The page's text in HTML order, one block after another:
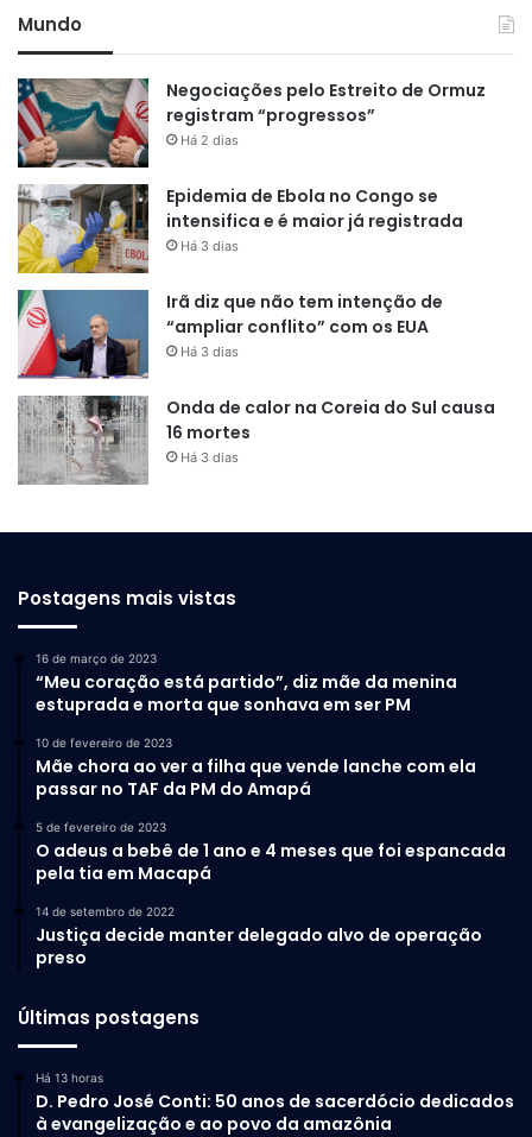
Mundo
Negociações pelo Estreito de Ormuz
registram “progressos”
Há 2 dias
Epidemia de Ebola no Congo se
intensifica e é maior já registrada
Há 3 dias
Irã diz que não tem intenção de
“ampliar conflito” com os EUA
Há 3 dias
Onda de calor na Coreia do Sul causa
16 mortes
Há 3 dias
Postagens mais vistas
16 de março de 2023
“Meu coração está partido”, diz mãe da menina
estuprada e morta que sonhava em ser PM
10 de fevereiro de 2023
Mãe chora ao ver a filha que vende lanche com ela
passar no TAF da PM do Amapá
5 de fevereiro de 2023
O adeus a bebê de 1 ano e 4 meses que foi espancada
pela tia em Macapá
14 de setembro de 2022
Justiça decide manter delegado alvo de operação
preso
Últimas postagens
Há 13 horas
D. Pedro José Conti: 50 anos de sacerdócio dedicados
à evangelização e ao povo da amazônia